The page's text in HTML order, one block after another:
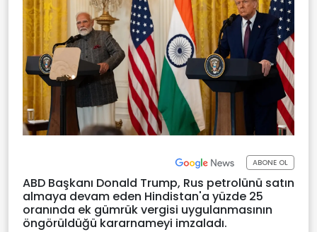
ABONE OL
ABD Başkanı Donald Trump, Rus petrolünü satın
almaya devam eden Hindistan'a yüzde 25
oranında ek gümrük vergisi uygulanmasının
öngörüldüğü kararnameyi imzaladı.